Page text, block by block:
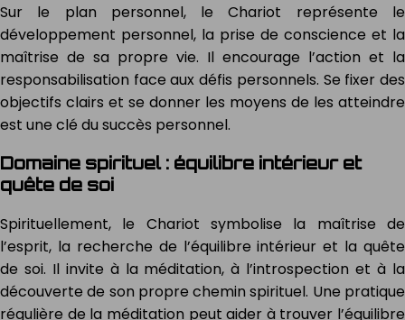
Sur le plan personnel, le Chariot représente le
développement personnel, la prise de conscience et la
maîtrise de sa propre vie. Il encourage l’action et la
responsabilisation face aux défis personnels. Se fixer des
objectifs clairs et se donner les moyens de les atteindre
est une clé du succès personnel.
Domaine spirituel : équilibre intérieur et
quête de soi
Spirituellement, le Chariot symbolise la maîtrise de
l’esprit, la recherche de l’équilibre intérieur et la quête
de soi. Il invite à la méditation, à l’introspection et à la
découverte de son propre chemin spirituel. Une pratique
régulière de la méditation peut aider à trouver l’équilibre